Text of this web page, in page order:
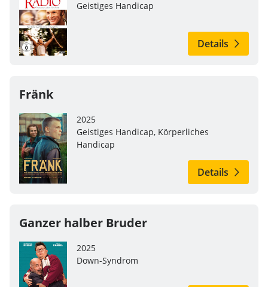
Geistiges Handicap
Details
Fränk
2025
Geistiges Handicap, Körperliches
Handicap
Details
Ganzer halber Bruder
2025
Down-Syndrom